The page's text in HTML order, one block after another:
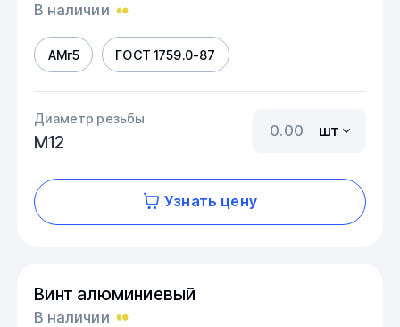
В наличии
АМг5 ГОСТ 1759.0-87
Диаметр резьбы
М12
шт
Узнать цену
Винт алюминиевый
В наличии